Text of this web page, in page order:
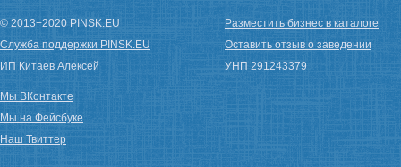
© 2013−2020 PINSK.EU
Служба поддержки PINSK.EU
ИП Китаев Алексей
Разместить бизнес в каталоге
Оставить отзыв о заведении
УНП 291243379
Мы ВКонтакте
Мы на Фейсбуке
Наш Твиттер